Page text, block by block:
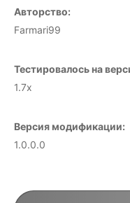
Авторство:
Farmari99
Тестировалось на
1.7x
Версия модификации:
1.0.0.0